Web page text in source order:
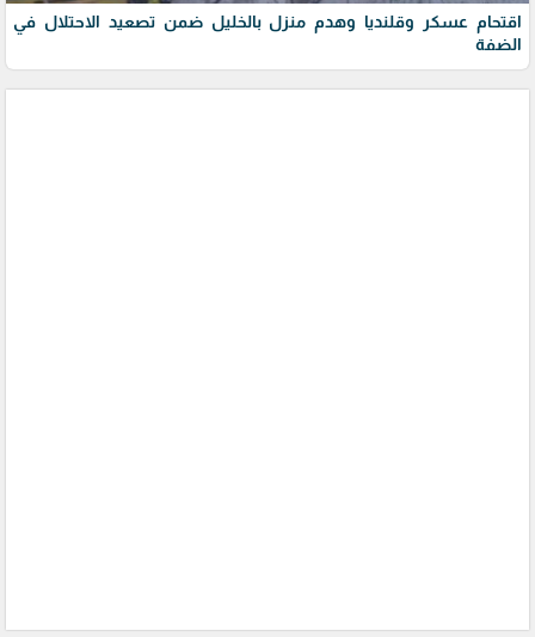
اقتحام عسكر وقلنديا وهدم منزل بالخليل ضمن تصعيد الاحتلال في
الضفة